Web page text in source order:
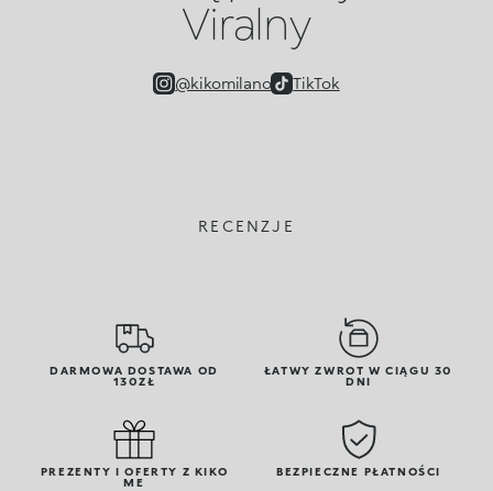
Viralny
@kikomilano TikTok
RECENZJE
DARMOWA DOSTAWA OD
130ZŁ
ŁATWY ZWROT W CIĄGU 30
DNI
PREZENTY I OFERTY Z KIKO
ME
BEZPIECZNE PŁATNOŚCI